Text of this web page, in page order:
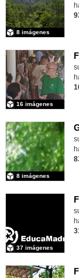
8 imágenes
16 imágenes
8 imágenes
37 imágenes